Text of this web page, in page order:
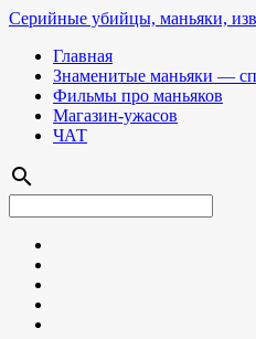
Серийные убийцы, маньяки,
Главная
Знаменитые маньяки —
Фильмы про маньяков
Магазин-ужасов
ЧАТ
search